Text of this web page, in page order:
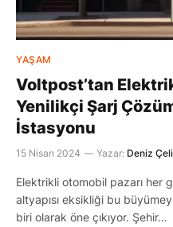
YAŞAM
Voltpost’tan
Yenilikçi Şarj
İstasyonu
15 Nisan 2024 Yazar: Deniz
Elektrikli otomobil pazarı her
altyapısı eksikliği bu
biri olarak öne çıkıyor. Şehir…